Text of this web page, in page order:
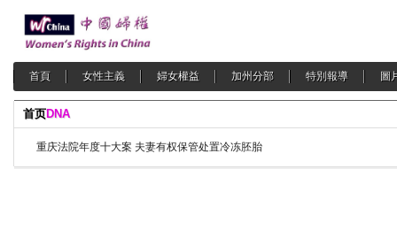
首頁 女性主義 婦女權益 加州分部 特別報導 圖
首页DNA
重庆法院年度十大案 夫妻有权保管处置冷冻胚胎